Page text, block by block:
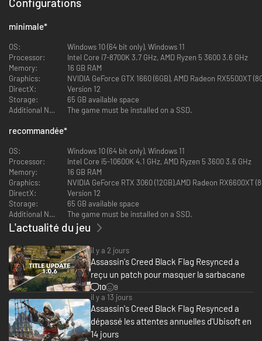
UN CLASSIQUE REVISITÉ POUR UNE EXPÉRIENCE
AMÉLIORÉE
dynamiques, qui font la part belle aux parades et aux exécutions.
des assassinats plus fluides. Améliorez continuellement le Jackdaw pour
affronter de puissants navires ennemis grâce à des mécaniques navales
enrichies, incluant de nouveaux modes de tir. Des améliorations de
qualité de vie viennent également corriger les points faibles d'origine pour
garantir une expérience optimisée.
minimale*
OS:
Windows 10 (64 bit only), Windows 11
Processor:
Intel Core i7-8700K 3.7 GHz, AMD Ryzen 5 3600 3.6 GHz
Memory:
16 GB RAM
Graphics:
NVIDIA GeForce GTX 1660 (6GB), AMD Radeon RX5500XT
DirectX:
Version 12
Storage:
65 GB available space
Additional Notes:
The game must be installed on a SSD.
recommandée*
OS:
Windows 10 (64 bit only), Windows 11
Processor:
Intel Core i5-10600K 4.1 GHz, AMD Ryzen 5 3600 3.6 GHz
Memory:
16 GB RAM
Graphics:
NVIDIA GeForce RTX 3060 (12GB),AMD Radeon RX6600XT
DirectX:
Version 12
Storage:
65 GB available space
Additional Notes:
The game must be installed on a SSD.
L'actualité du jeu
il y a 2 jours
Assassin's Creed Black Flag Resynced a
reçu un patch pour masquer la sarbacane
10
9
il y a 13 jours
Assassin's Creed Black Flag Resynced a
dépassé les attentes annuelles d'Ubisoft en
14 jours